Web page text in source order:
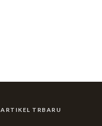
ARTIKEL TRBARU